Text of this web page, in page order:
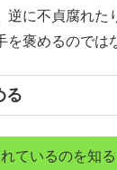
逆に不貞腐れた
を褒めるのでは
る
ているのを知る